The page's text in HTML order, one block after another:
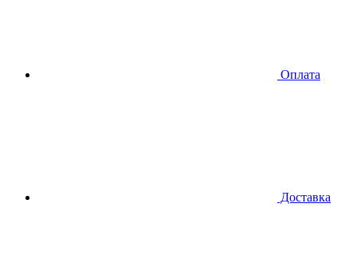
Оплата
Доставка